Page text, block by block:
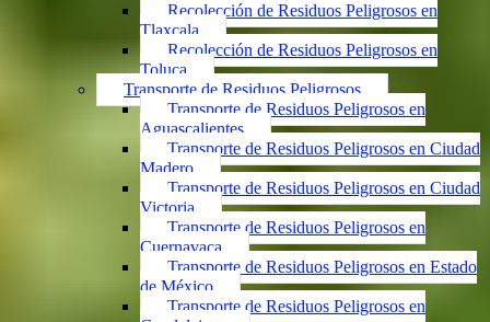
Recolección de Residuos Peligrosos en
Tlaxcala
Recolección de Residuos Peligrosos en
Toluca
Transporte de Residuos Peligrosos
Transporte de Residuos Peligrosos en
Aguascalientes
Transporte de Residuos Peligrosos en Ciudad
Madero
Transporte de Residuos Peligrosos en Ciudad
Victoria
Transporte de Residuos Peligrosos en
Cuernavaca
Transporte de Residuos Peligrosos en Estado
de México
Transporte de Residuos Peligrosos en